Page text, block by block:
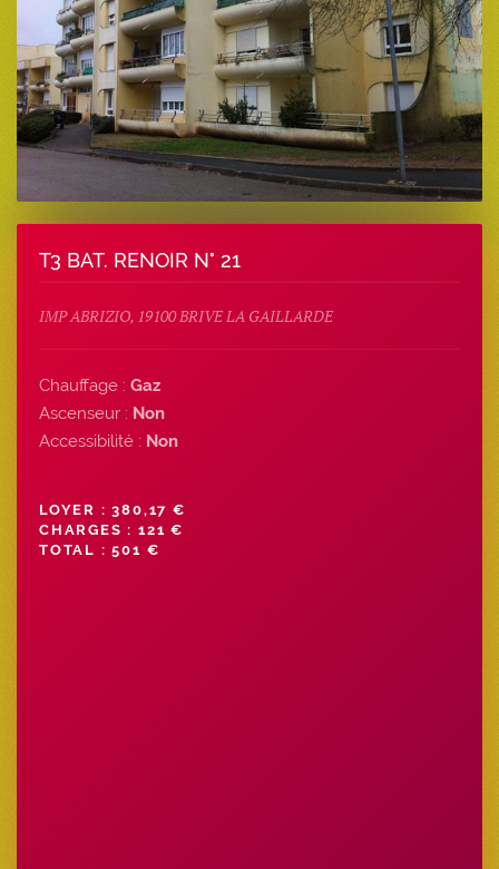
T3 BAT. RENOIR N° 21
IMP ABRIZIO, 19100 BRIVE LA GAILLARDE
Chauffage : Gaz
Ascenseur : Non
Accessibilité : Non
LOYER : 380,17 €
CHARGES : 121 €
TOTAL : 501 €